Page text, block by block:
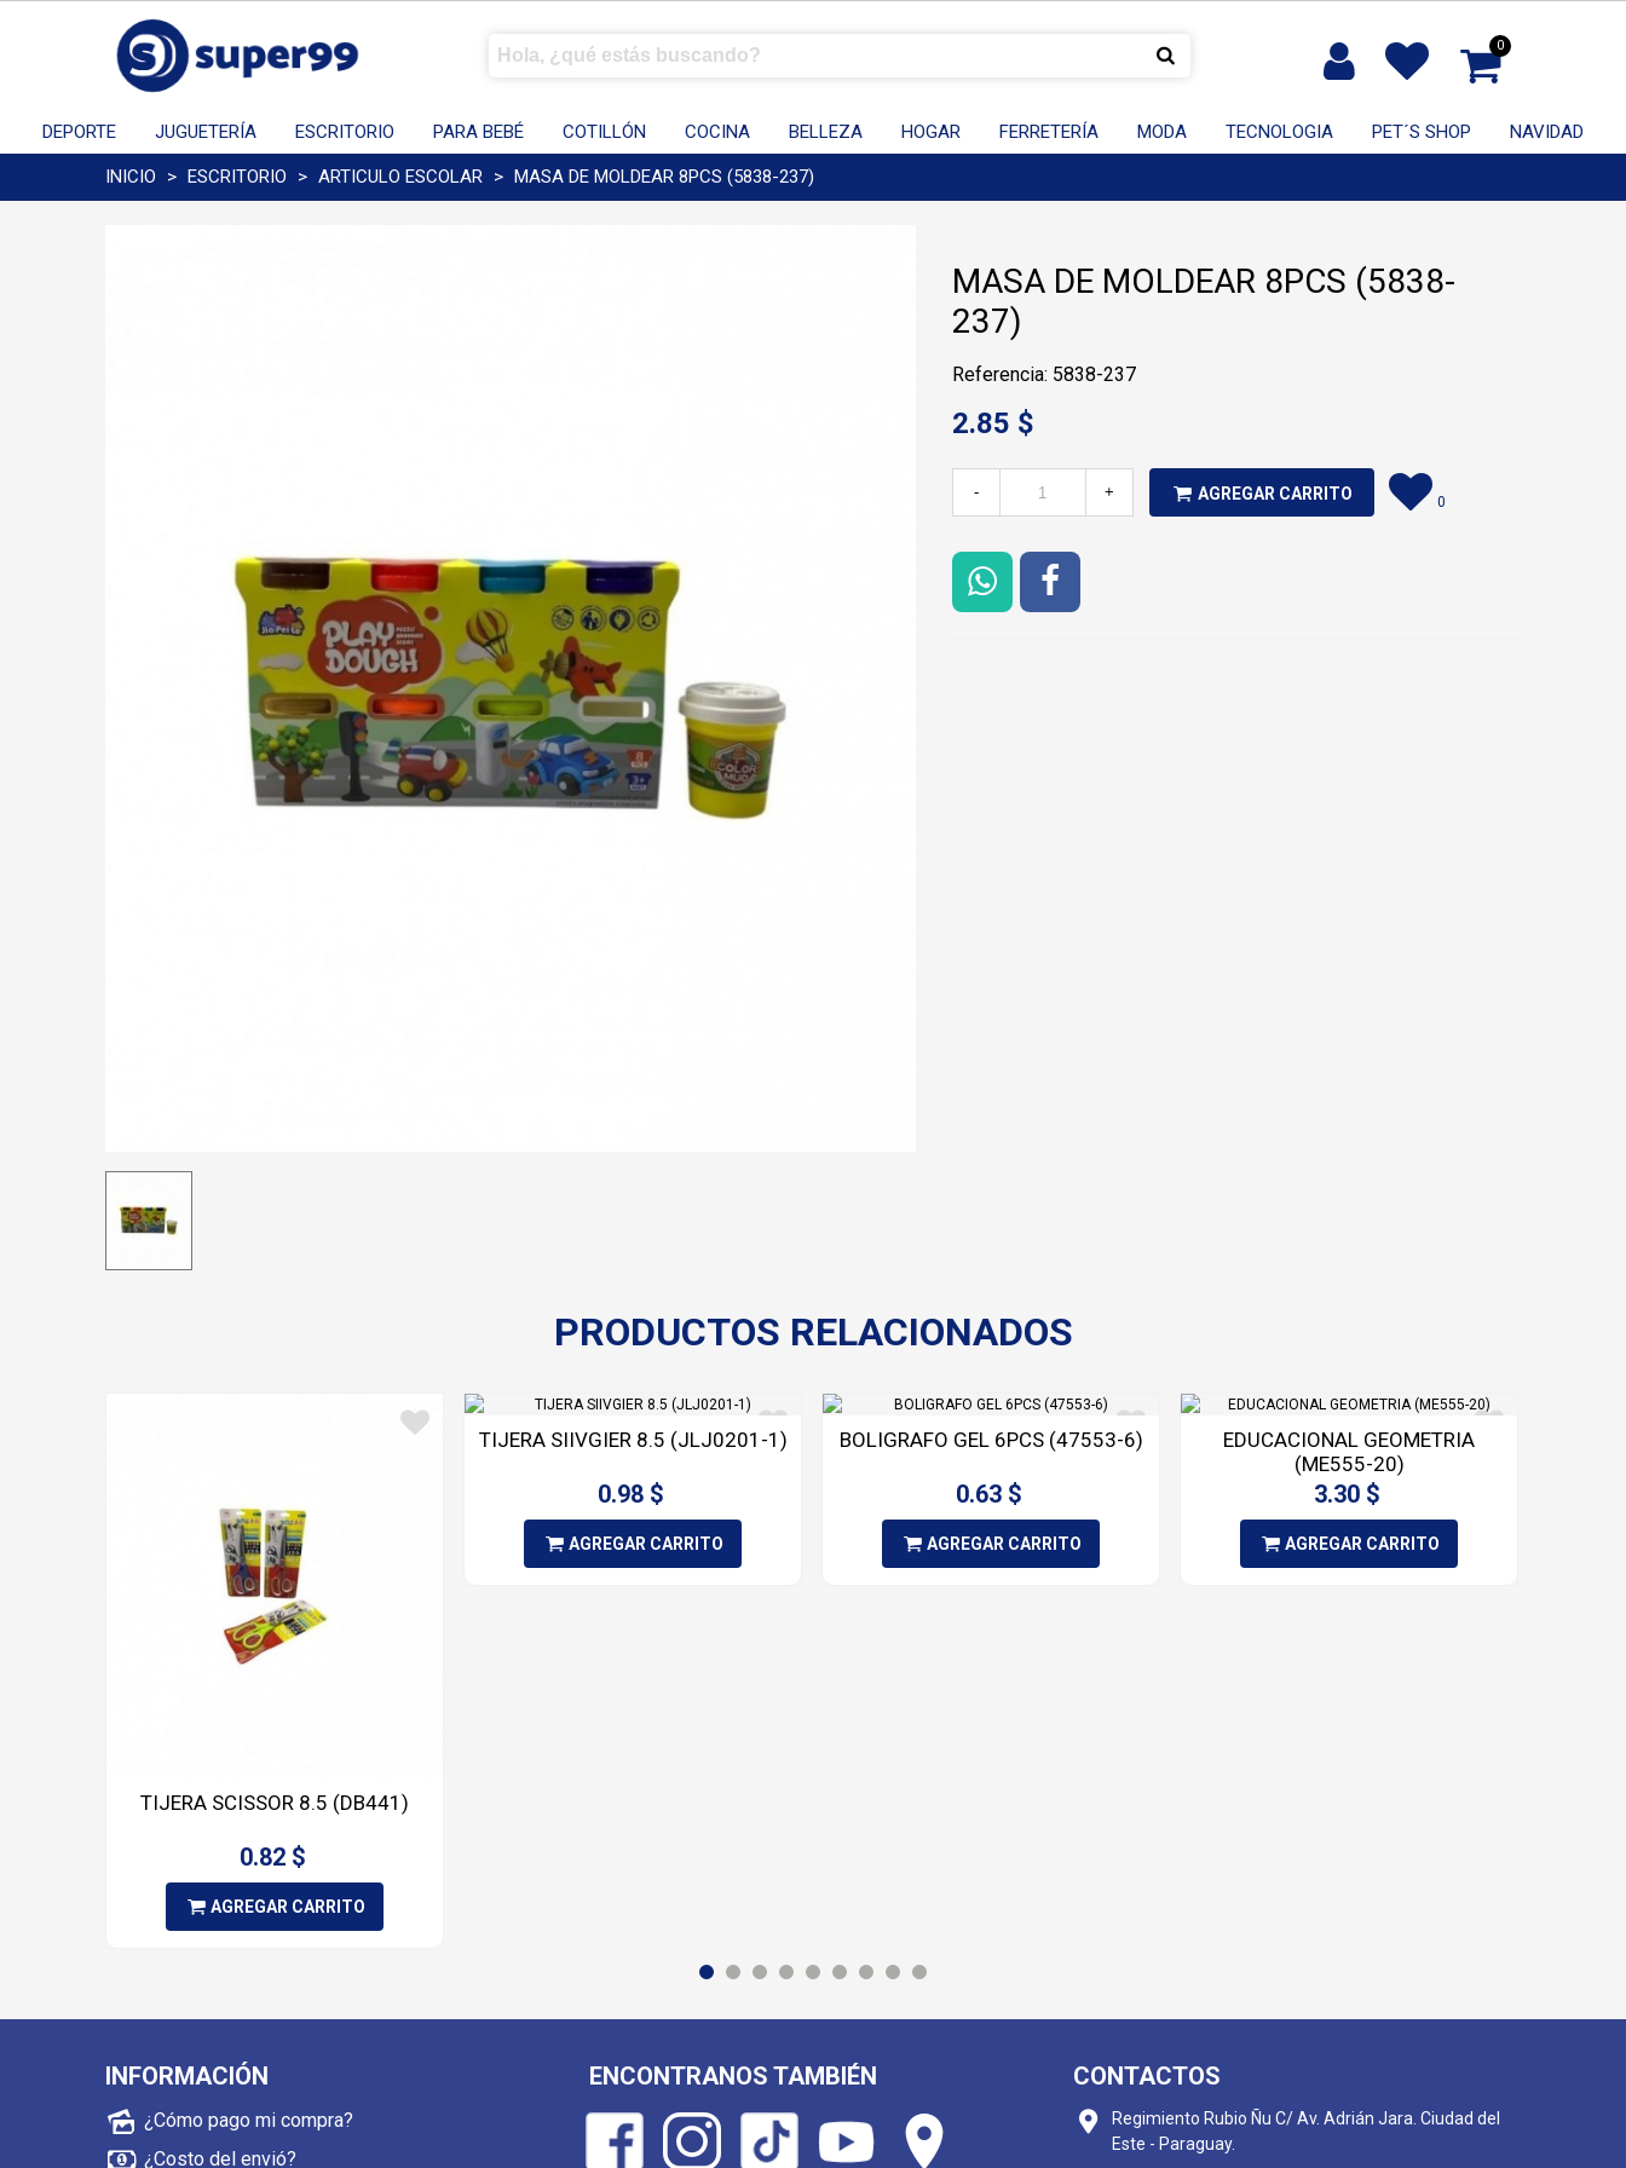
0
DEPORTE JUGUETERÍA ESCRITORIO PARA BEBÉ COTILLÓN COCINA BELLEZA HOGAR FERRETERÍA MODA TECNOLOGIA PET´S SHOP NAVIDAD
INICIO > ESCRITORIO > ARTICULO ESCOLAR > MASA DE MOLDEAR 8PCS (5838-237)
MASA DE MOLDEAR 8PCS (5838-
237)
Referencia: 5838-237
2.85 $
- + AGREGAR CARRITO 0
PRODUCTOS RELACIONADOS
TIJERA SCISSOR 8.5 (DB441)
0.82 $
AGREGAR CARRITO
TIJERA SIIVGIER 8.5 (JLJ0201-1)
0.98 $
AGREGAR CARRITO
BOLIGRAFO GEL 6PCS (47553-6)
0.63 $
AGREGAR CARRITO
EDUCACIONAL GEOMETRIA
(ME555-20)
3.30 $
AGREGAR CARRITO
INFORMACIÓN
¿Cómo pago mi compra?
¿Costo del envió?
ENCONTRANOS TAMBIÉN CONTACTOS
Regimiento Rubio Ñu C/ Av. Adrián Jara. Ciudad del
Este - Paraguay.